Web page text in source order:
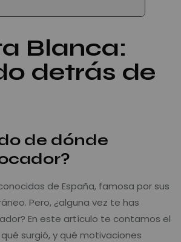
Blanca:
detrás de
de dónde
de España, famosa por sus
Pero, ¿alguna vez te has
En este artículo te contamos el
surgió, y qué motivaciones